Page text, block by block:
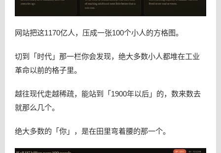
网站把这1170亿人，压成一张100个小人的方格图。
切到「时代」那一栏你会发现，绝大多数小人都堆在工业
革命以前的格子里。
越往现代走越稀疏，能站到「1900年以后」的，数来数去
就那么几个。
绝大多数的「你」，是在田里弯着腰的那一个。